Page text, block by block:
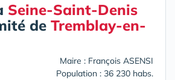
Seine-Saint-Denis
de Tremblay-en-
Maire : François ASENSI
Population : 36 230 habs.